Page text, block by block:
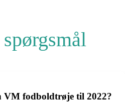
VM fodboldtrøje til 2022?